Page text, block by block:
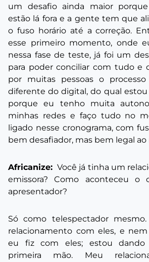
um desafio ainda maior
estão lá fora e a gente tem que
o fuso horário até a correção.
esse primeiro momento, onde
nessa fase de teste, já foi um
para poder conciliar com tudo e
por muitas pessoas o
diferente do digital, do qual
porque eu tenho muita
minhas redes e faço tudo no
ligado nesse cronograma, com
bem desafiador, mas bem legal
Africanize: Você já tinha um
emissora? Como aconteceu o
apresentador?
Só como telespectador
relacionamento com eles, e
eu fiz com eles; estou dando
primeira mão. Meu